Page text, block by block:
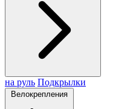
на руль Подкрылки
Велокрепления